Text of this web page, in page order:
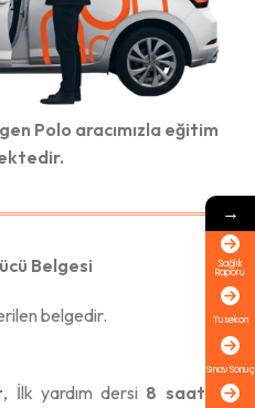
Polo aracımızla eğitim
Belgesi
belgedir.
, İlk yardım dersi 8 saat , Araç
→
Sağlık
Raporu
Tusekon
Sınav Sonuç